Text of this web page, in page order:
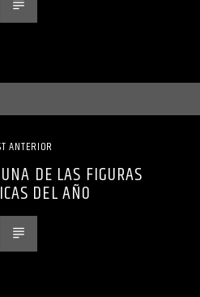
ANTERIOR
DE LAS FIGURAS
DEL AÑO